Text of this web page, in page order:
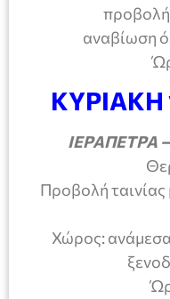
προβολή
αναβίωση
ΚΥΡΙΑΚΗ
ΙΕΡΑΠΕΤΡΑ
Προβολή
Χώρος: